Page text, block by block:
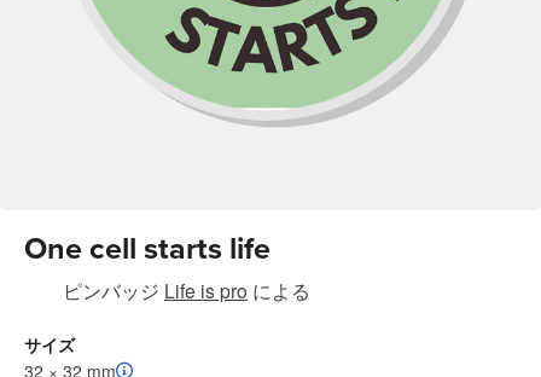
One cell starts life
ピンバッジ Life is pro による
サイズ
32 × 32 mm